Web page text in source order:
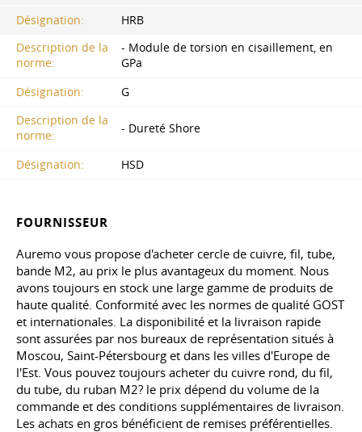
Désignation:
HRB
Description de la
norme:
- Module de torsion en cisaillement, en
GPa
Désignation:
G
Description de la
norme:
- Dureté Shore
Désignation: HSD
FOURNISSEUR
Auremo vous propose d'acheter cercle de cuivre, fil, tube,
bande M2, au prix le plus avantageux du moment. Nous
avons toujours en stock une large gamme de produits de
haute qualité. Conformité avec les normes de qualité GOST
et internationales. La disponibilité et la livraison rapide
sont assurées par nos bureaux de représentation situés à
Moscou, Saint-Pétersbourg et dans les villes d'Europe de
l'Est. Vous pouvez toujours acheter du cuivre rond, du fil,
du tube, du ruban M2? le prix dépend du volume de la
commande et des conditions supplémentaires de livraison.
Les achats en gros bénéficient de remises préférentielles.